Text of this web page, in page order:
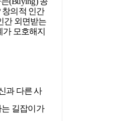
과 다른 사
길잡이가